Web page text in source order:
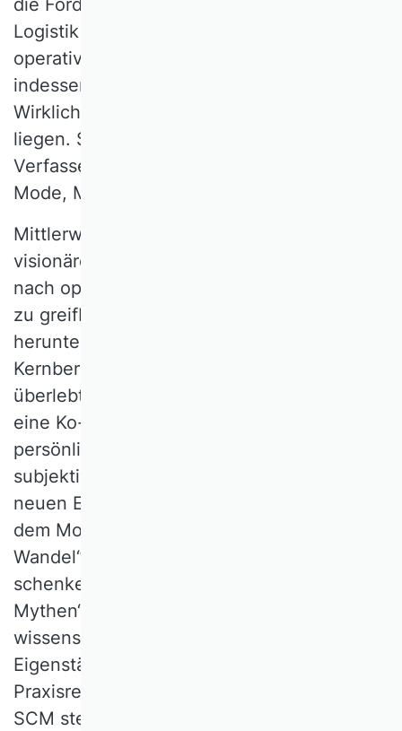
Logistik einher, oftmals auf deren
operativen Kern. Die Praxis erkannte
indessen recht schnell, dass Anspruch und
Wirklichkeit beim SCM weit auseinander
liegen. So stellte sich nicht nur dem
Verfasser die provokante Frage „SCM als
Mode, Mythos oder mehr?“.
Mittlerweile hat sich SCM mit seinem
visionären Anspruch etabliert, der nach und
nach operationalisiert und in der Forschung
zu greifbaren Themenfeldern
heruntergebrochen wurde. Die Logistik als
Kernbereich des SCM hat begrifflich
überlebt, musste und muss sich aber auf
eine Ko-Existenz mit SCM einlassen. Mein
persönliches Fazit aus dem freilich
subjektiven Erleben: Die Dynamik hat zu
neuen Erkenntnissen geführt, man darf also
dem Motto „Nichts ist so beständig wie der
Wandel“ auch in der BWL Vertrauen
schenken. Die Frage nach „Moden und
Mythen“ gilt als Prüfstein für ausreichende
wissenschaftliche Substanz und
Eigenständigkeit einerseits sowie
Praxisrelevanz andererseits. Logistik und
SCM stellen wohl nur zwei von denkbar